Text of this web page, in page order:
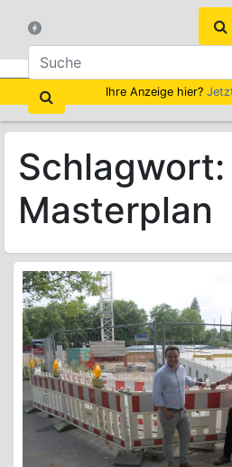
Ihre Anzeige hier?
Schlagwort:
Masterplan